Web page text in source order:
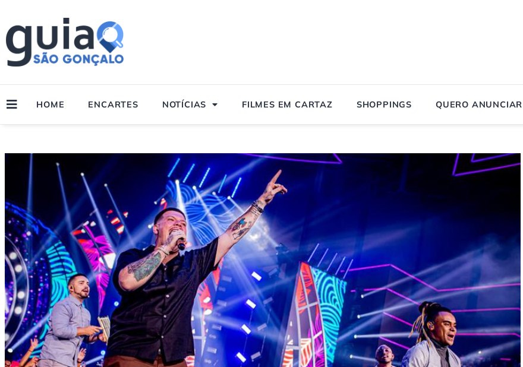
para
conteúdo
HOME ENCARTES NOTÍCIAS FILMES EM CARTAZ SHOPPINGS QUERO ANUNCIAR